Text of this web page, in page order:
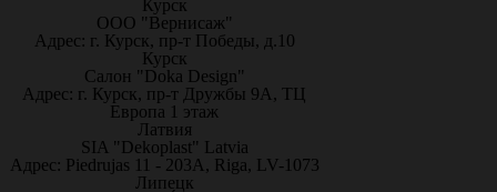
Курск
ООО "Вернисаж"
Адрес: г. Курск, пр-т Победы, д.10
Курск
Салон "Doka Design"
Адрес: г. Курск, пр-т Дружбы 9А, ТЦ
Европа 1 этаж
Латвия
SIA "Dekoplast" Latvia
Адрес: Piedrujas 11 - 203A, Riga, LV-1073
Липецк